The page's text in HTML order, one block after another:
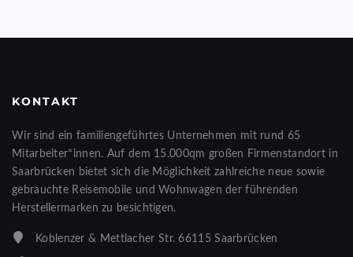
KONTAKT
Wir sind ein familiengeführtes Unternehmen mit rund 65
Mitarbeiter*innen. Auf dem 15.000qm großen Firmenstandort in
Saarbrücken bietet sich die Möglichkeit zahlreiche neue sowie
gebrauchte Reisemobile und Wohnwagen der führenden
Herstellermarken zu besichtigen.
Koblenzer & Mettlacher Str. 66115 Saarbrücken